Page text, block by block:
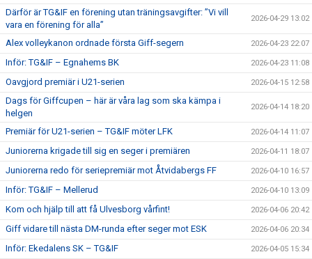
Därför är TG&IF en förening utan träningsavgifter: ”Vi vill
vara en förening för alla”
2026-04-29 13:02
Alex volleykanon ordnade första Giff-segern 2026-04-23 22:07
Inför: TG&IF – Egnahems BK 2026-04-23 11:08
Oavgjord premiär i U21-serien 2026-04-15 12:58
Dags för Giffcupen – här är våra lag som ska kämpa i
helgen
2026-04-14 18:20
Premiär för U21-serien – TG&IF möter LFK 2026-04-14 11:07
Juniorerna krigade till sig en seger i premiären 2026-04-11 18:07
Juniorerna redo för seriepremiär mot Åtvidabergs FF 2026-04-10 16:57
Inför: TG&IF – Mellerud 2026-04-10 13:09
Kom och hjälp till att få Ulvesborg vårfint! 2026-04-06 20:42
Giff vidare till nästa DM-runda efter seger mot ESK 2026-04-06 20:34
Inför: Ekedalens SK – TG&IF 2026-04-05 15:34